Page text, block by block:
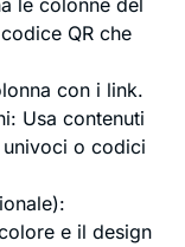
le colonne del
QR che
con i link.
Usa contenuti
o codici
e il design